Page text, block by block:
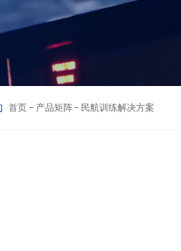
首页 产品矩阵 民航训练解决方案